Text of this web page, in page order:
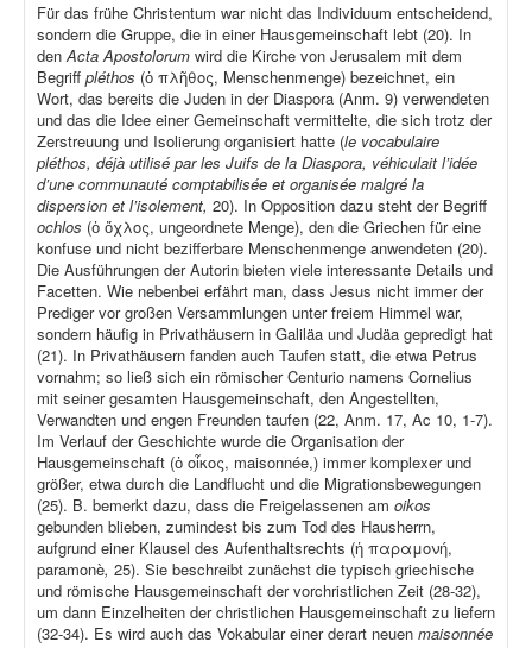
Für das frühe Christentum war nicht das Individuum entscheidend,
sondern die Gruppe, die in einer Hausgemeinschaft lebt (20). In
denActa Apostolorum wird die Kirche von Jerusalem mit dem
Begriff pléthos (ὁ πλῆθος, Menschenmenge) bezeichnet, ein
Wort, das bereits die Juden in der Diaspora (Anm. 9) verwendeten
und das die Idee einer Gemeinschaft vermittelte, die sich trotz der
Zerstreuung und Isolierung organisiert hatte (le vocabulaire
pléthos, déjà utilisé par les Juifs de la Diaspora, véhiculait l’idée
d’une communauté comptabilisée et organisée malgré la
dispersion et l’isolement, 20). In Opposition dazu steht der Begriff
ochlos (ὁ ὄχλος, ungeordnete Menge), den die Griechen für eine
konfuse und nicht bezifferbare Menschenmenge anwendeten (20).
Die Ausführungen der Autorin bieten viele interessante Details und
Facetten. Wie nebenbei erfährt man, dass Jesus nicht immer der
Prediger vor großen Versammlungen unter freiem Himmel war,
sondern häufig in Privathäusern in Galiläa und Judäa gepredigt hat
(21). In Privathäusern fanden auch Taufen statt, die etwa Petrus
vornahm; so ließ sich ein römischer Centurio namens Cornelius
mit seiner gesamten Hausgemeinschaft, den Angestellten,
Verwandten und engen Freunden taufen (22, Anm. 17, Ac 10, 1-7).
Im Verlauf der Geschichte wurde die Organisation der
Hausgemeinschaft (ὁ οἶκος, maisonnée,) immer komplexer und
größer, etwa durch die Landflucht und die Migrationsbewegungen
(25). B. bemerkt dazu, dass die Freigelassenen am oikos
gebunden blieben, zumindest bis zum Tod des Hausherrn,
aufgrund einer Klausel des Aufenthaltsrechts (ἡ παραμονή,
paramonè, 25). Sie beschreibt zunächst die typisch griechische
und römische Hausgemeinschaft der vorchristlichen Zeit (28-32),
um dann Einzelheiten der christlichen Hausgemeinschaft zu liefern
(32-34). Es wird auch das Vokabular einer derart neuen maisonnée